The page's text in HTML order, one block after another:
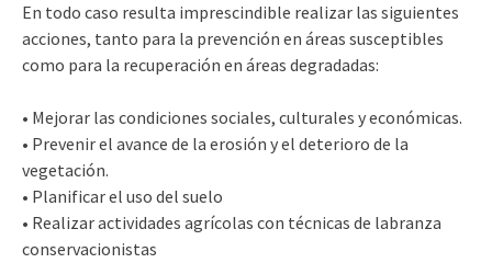
En todo caso resulta imprescindible realizar las siguientes
acciones, tanto para la prevención en áreas susceptibles
como para la recuperación en áreas degradadas:
• Mejorar las condiciones sociales, culturales y económicas.
• Prevenir el avance de la erosión y el deterioro de la
vegetación.
• Planificar el uso del suelo
• Realizar actividades agrícolas con técnicas de labranza
conservacionistas